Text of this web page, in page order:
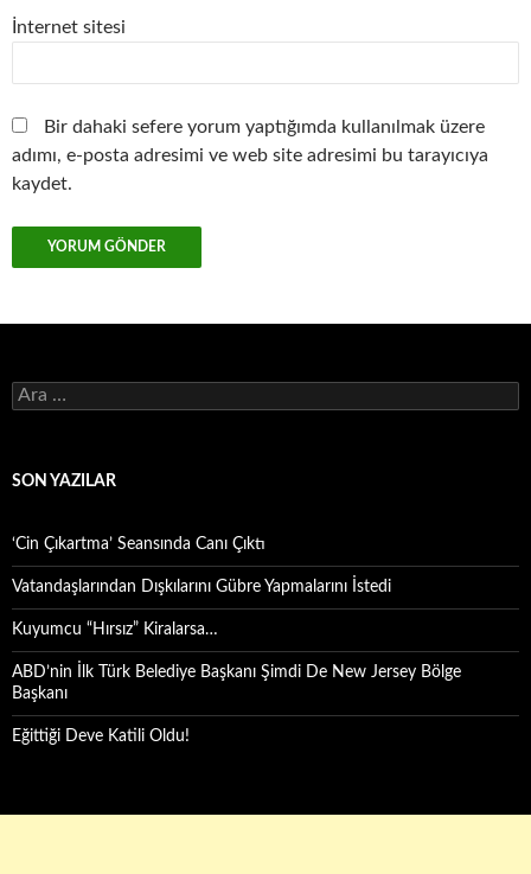
İnternet sitesi
Bir dahaki sefere yorum yaptığımda kullanılmak üzere
adımı, e-posta adresimi ve web site adresimi bu tarayıcıya
kaydet.
Arama:
SON YAZILAR
‘Cin Çıkartma’ Seansında Canı Çıktı
Vatandaşlarından Dışkılarını Gübre Yapmalarını İstedi
Kuyumcu “Hırsız” Kiralarsa…
ABD’nin İlk Türk Belediye Başkanı Şimdi De New Jersey Bölge
Başkanı
Eğittiği Deve Katili Oldu!